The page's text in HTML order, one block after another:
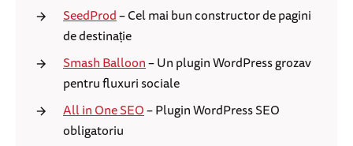
SeedProd– Cel mai bun constructor de pagini
de destinație
Smash Balloon– Un plugin WordPress grozav
pentru fluxuri sociale
All in One SEO– Plugin WordPress SEO
obligatoriu